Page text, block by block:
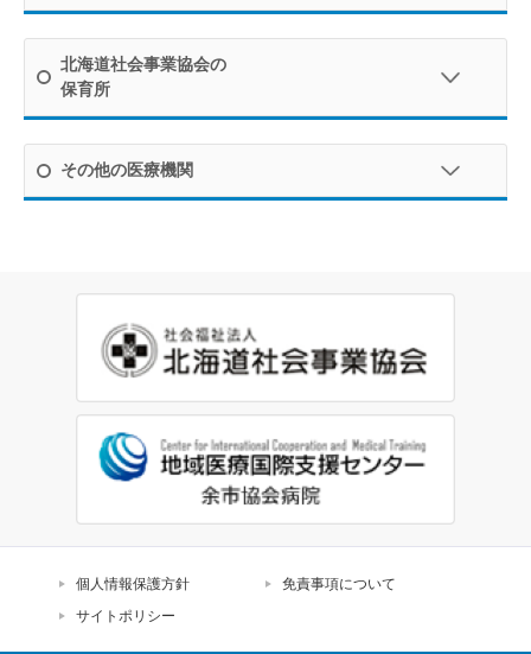
北海道社会事業協会の
保育所
その他の医療機関
個人情報保護方針
免責事項について
サイトポリシー